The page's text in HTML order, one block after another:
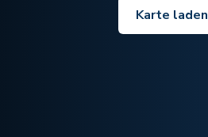
Karte laden